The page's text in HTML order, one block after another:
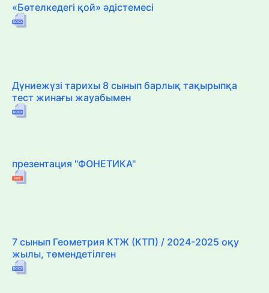
«Бөтелкедегі қой» әдістемесі
Дүниежүзі тарихы 8 сынып барлық тақырыпқа
тест жинағы жауабымен
презентация "ФОНЕТИКА"
7 сынып Геометрия КТЖ (КТП) / 2024-2025 оқу
жылы, төмендетілген